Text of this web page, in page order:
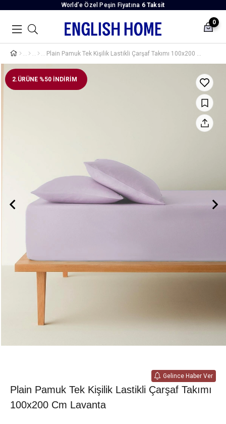
World’e Özel Peşin Fiyatına 6 Taksit
0
Plain Pamuk Tek Kişilik Lastikli Çarşaf Takımı 100x200 cm Lavanta
2.ÜRÜNE %50 İNDİRİM
Gelince Haber Ver
Plain Pamuk Tek Kişilik Lastikli Çarşaf Takımı
100x200 Cm Lavanta